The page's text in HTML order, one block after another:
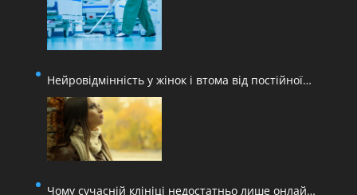
Нейровідмінність у жінок і втома від постійної
адаптації
Чому сучасній клініці недостатньо лише онлайн-